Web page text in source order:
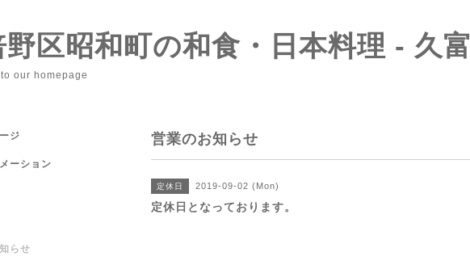
野区昭和町の和食・日本料理 - 久富
our homepage
営業のお知らせ
定休日 2019-09-02 (Mon)
定休日となっております。
ジ
ーション
らせ